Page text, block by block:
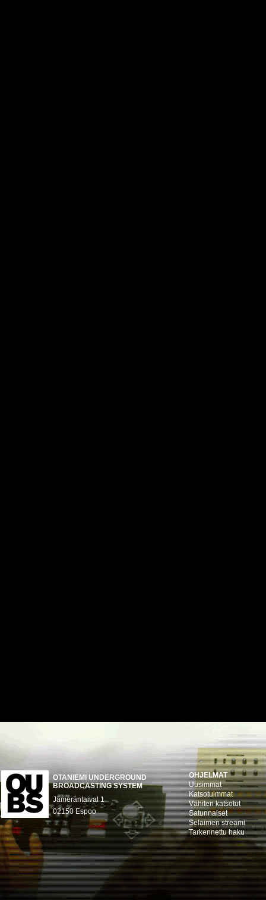
OTANIEMI UNDERGROUND
BROADCASTING SYSTEM
Jämeräntaival 1
02150 Espoo
OHJELMAT
Uusimmat
Katsotuimmat
Vähiten katsotut
Satunnaiset
Selaimen streami
Tarkennettu haku